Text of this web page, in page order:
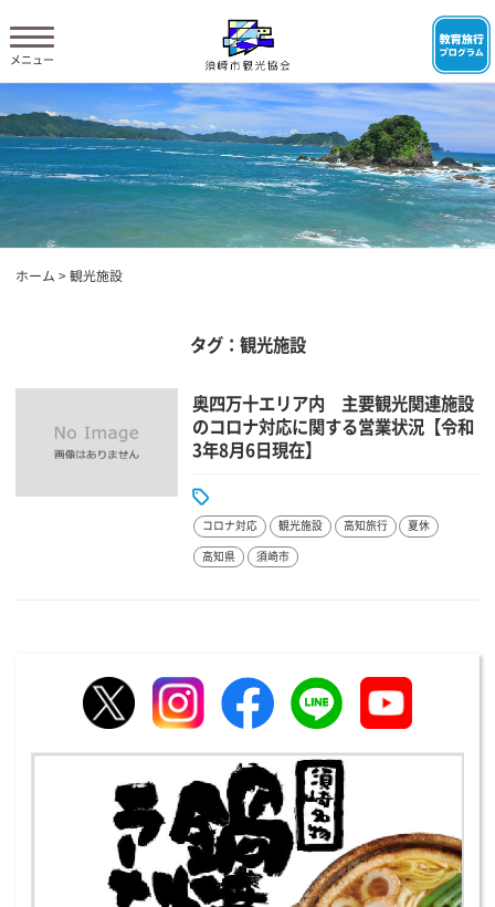
ホーム > 観光施設
タグ：観光施設
奥四万十エリア内 主要観光関連施設
のコロナ対応に関する営業状況【令和
3年8月6日現在】
コロナ対応 観光施設 高知旅行 夏休
高知県 須崎市